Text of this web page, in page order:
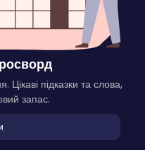
підказки та слова,
запас.